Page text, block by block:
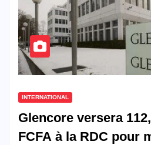
INTERNATIONAL
Glencore versera
FCFA à la RDC pour